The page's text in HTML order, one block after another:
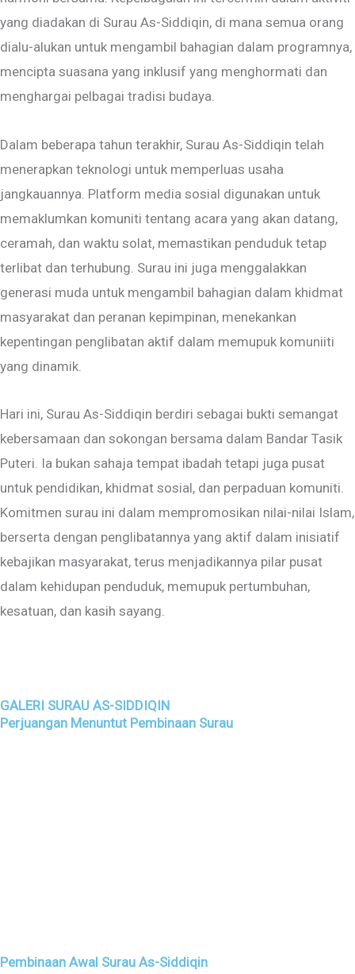
yang diadakan di Surau As-Siddiqin, di mana semua orang
dialu-alukan untuk mengambil bahagian dalam programnya,
mencipta suasana yang inklusif yang menghormati dan
menghargai pelbagai tradisi budaya.
Dalam beberapa tahun terakhir, Surau As-Siddiqin telah
menerapkan teknologi untuk memperluas usaha
jangkauannya. Platform media sosial digunakan untuk
memaklumkan komuniti tentang acara yang akan datang,
ceramah, dan waktu solat, memastikan penduduk tetap
terlibat dan terhubung. Surau ini juga menggalakkan
generasi muda untuk mengambil bahagian dalam khidmat
masyarakat dan peranan kepimpinan, menekankan
kepentingan penglibatan aktif dalam memupuk komuniiti
yang dinamik.
Hari ini, Surau As-Siddiqin berdiri sebagai bukti semangat
kebersamaan dan sokongan bersama dalam Bandar Tasik
Puteri. Ia bukan sahaja tempat ibadah tetapi juga pusat
untuk pendidikan, khidmat sosial, dan perpaduan komuniti.
Komitmen surau ini dalam mempromosikan nilai-nilai Islam,
berserta dengan penglibatannya yang aktif dalam inisiatif
kebajikan masyarakat, terus menjadikannya pilar pusat
dalam kehidupan penduduk, memupuk pertumbuhan,
kesatuan, dan kasih sayang.
GALERI SURAU AS-SIDDIQIN
Perjuangan Menuntut Pembinaan Surau
Pembinaan Awal Surau As-Siddiqin